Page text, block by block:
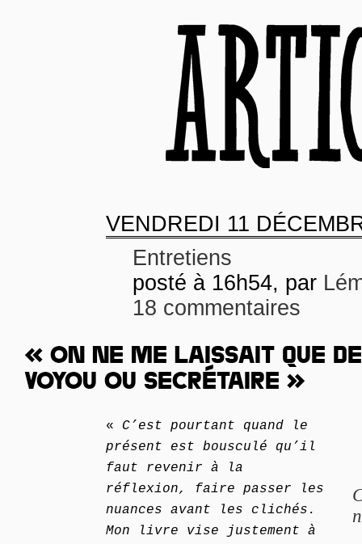
VENDREDI 11
Entretiens
posté à 16h54, par
18 commentaires
« ON NE ME LAISSAIT QUE
VOYOU OU SECRÉTAIRE »
« C’est pourtant quand le
présent est bousculé qu’il
faut revenir à la
réflexion, faire passer les
nuances avant les clichés.
Mon livre vise justement à